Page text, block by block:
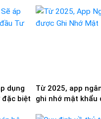
dụng
đặc biệt
Từ 2025, app
ghi nhớ mật khẩu